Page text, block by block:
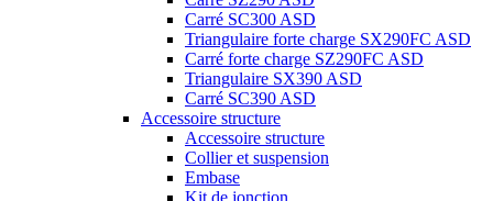
Carré SC300 ASD
Triangulaire forte charge SX290FC ASD
Carré forte charge SZ290FC ASD
Triangulaire SX390 ASD
Carré SC390 ASD
Accessoire structure
Accessoire structure
Collier et suspension
Embase